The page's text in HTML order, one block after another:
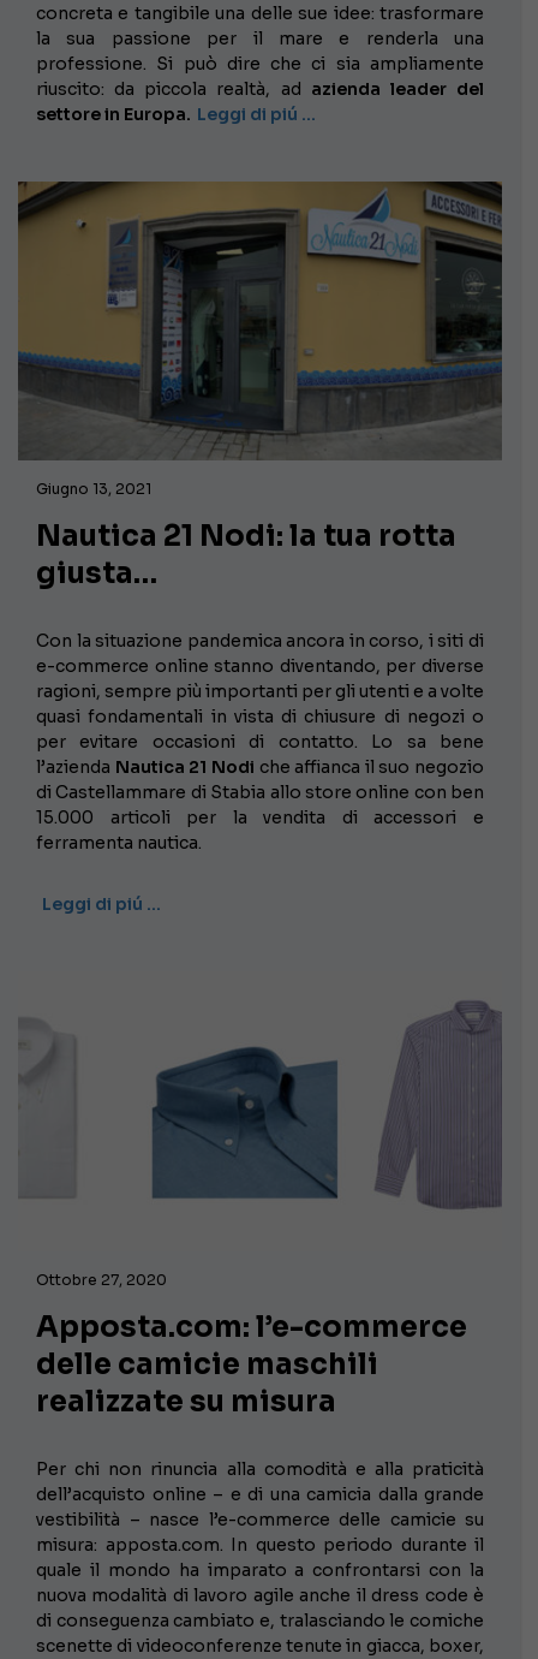
concreta e tangibile una delle sue idee: trasformare
la sua passione per il mare e renderla una
professione. Si può dire che ci sia ampliamente
riuscito: da piccola realtà, ad azienda leader del
settore in Europa. Leggi di piú …
Giugno 13, 2021
Nautica 21 Nodi: la tua rotta
giusta…
Con la situazione pandemica ancora in corso, i siti di
e-commerce online stanno diventando, per diverse
ragioni, sempre più importanti per gli utenti e a volte
quasi fondamentali in vista di chiusure di negozi o
per evitare occasioni di contatto. Lo sa bene
l’azienda Nautica 21 Nodi che affianca il suo negozio
di Castellammare di Stabia allo store online con ben
15.000 articoli per la vendita di accessori e
ferramenta nautica.
Leggi di piú …
Ottobre 27, 2020
Apposta.com: l’e-commerce
delle camicie maschili
realizzate su misura
Per chi non rinuncia alla comodità e alla praticità
dell’acquisto online – e di una camicia dalla grande
vestibilità – nasce l’e-commerce delle camicie su
misura: apposta.com. In questo periodo durante il
quale il mondo ha imparato a confrontarsi con la
nuova modalità di lavoro agile anche il dress code è
di conseguenza cambiato e, tralasciando le comiche
scenette di videoconferenze tenute in giacca, boxer,